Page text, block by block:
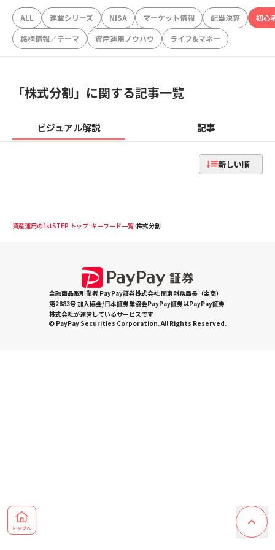
ALL 連載シリーズ NISA マーケット情報 配当決算
初心
銘柄情報／テーマ
資産運用ノウハウ ライフ&マネー
「株式分割」に関する記事一覧
ビジュアル解説 記事
新しい順
資産運用の1stSTEP トップ キーワード一覧 株式分割
金融商品取引業者 PayPay証券株式会社 関東財務局長（金商）
第2883号 加入協会/日本証券業協会PayPay証券はPayPay証券
株式会社が運営しているサービスです
© PayPay Securities Corporation. All Rights Reserved.